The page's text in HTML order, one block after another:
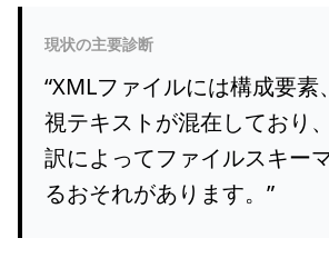
現状の主要診断
“XMLファイルには構成要素
視テキストが混在しており
訳によってファイルスキー
るおそれがあります。 ”